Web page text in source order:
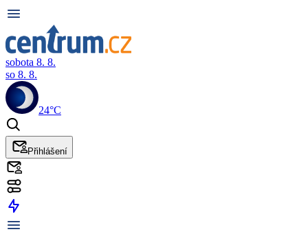
sobota 8. 8.
so 8. 8.
24°C
Přihlášení